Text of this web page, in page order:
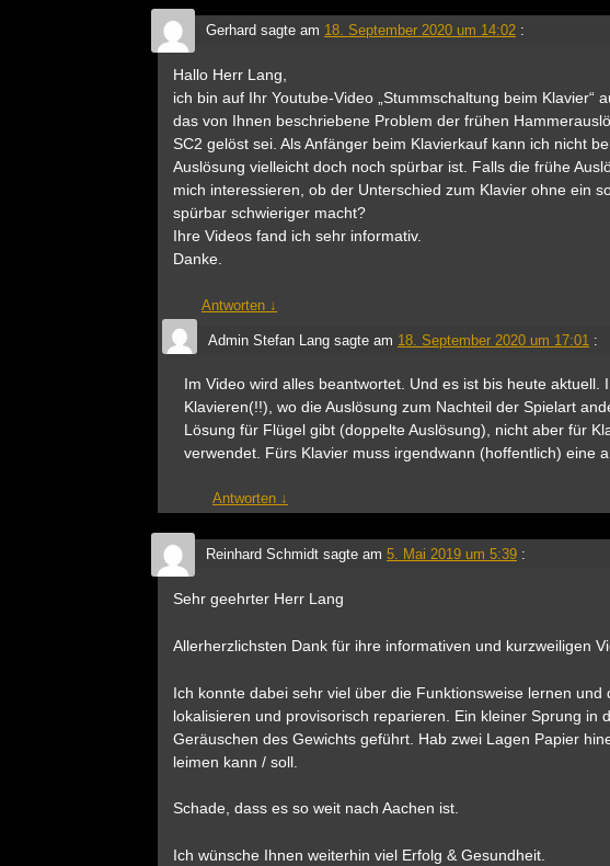
Gerhard sagte am 18. September 2020 um 14:02 :
Hallo Herr Lang,
ich bin auf Ihr Youtube-Video „Stummschaltung beim
das von Ihnen beschriebene Problem der frühen
SC2 gelöst sei. Als Anfänger beim Klavierkauf kann ich nicht
Auslösung vielleicht doch noch spürbar ist. Falls die frühe
mich interessieren, ob der Unterschied zum Klavier ohne ein
spürbar schwieriger macht?
Ihre Videos fand ich sehr informativ.
Danke.
Antworten ↓
Admin Stefan Lang sagte am 18. September 2020 um 17:01 :
Im Video wird alles beantwortet. Und es ist bis heute
Klavieren(!!), wo die Auslösung zum Nachteil der Spielart
Lösung für Flügel gibt (doppelte Auslösung), nicht aber für
verwendet. Fürs Klavier muss irgendwann (hoffentlich) eine
Antworten ↓
Reinhard Schmidt sagte am 5. Mai 2019 um 5:39 :
Sehr geehrter Herr Lang
Allerherzlichsten Dank für ihre informativen und kurzweiligen
Ich konnte dabei sehr viel über die Funktionsweise lernen
lokalisieren und provisorisch reparieren. Ein kleiner Sprung in
Geräuschen des Gewichts geführt. Hab zwei Lagen Papier
leimen kann / soll.
Schade, dass es so weit nach Aachen ist.
Ich wünsche Ihnen weiterhin viel Erfolg & Gesundheit.